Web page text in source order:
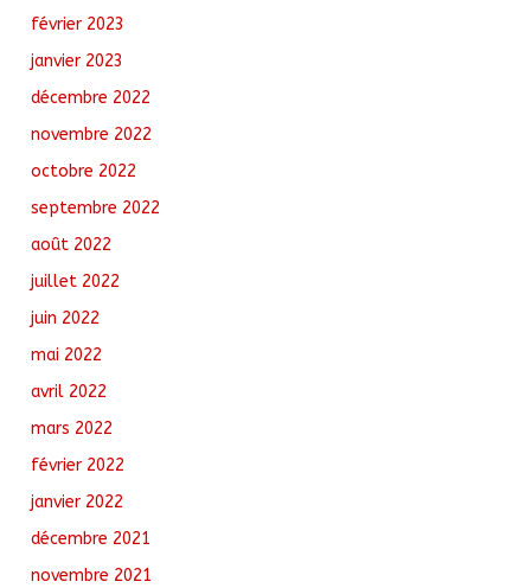
février 2023
janvier 2023
décembre 2022
novembre 2022
octobre 2022
septembre 2022
août 2022
juillet 2022
juin 2022
mai 2022
avril 2022
mars 2022
février 2022
janvier 2022
décembre 2021
novembre 2021